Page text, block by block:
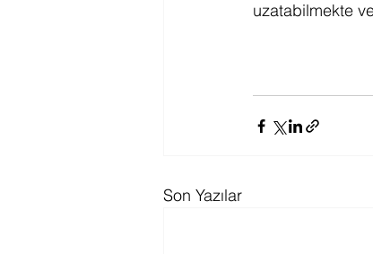
uzatabilmekte
Son Yazılar